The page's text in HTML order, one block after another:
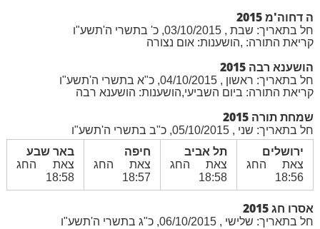
ה דחוה'מ 2015
חל בתאריך: שבת , 03/10/2015, כ' בתשרי ה'תשע"ו
קריאת התורה: ,הושענות: אום נצורה
הושענא רבה 2015
חל בתאריך: ראשון , 04/10/2015, כ"א בתשרי ה'תשע"ו
קריאת התורה: ביום השביעי,הושענות: הושענא רבה
שמחת תורה 2015
חל בתאריך: שני , 05/10/2015, כ"ב בתשרי ה'תשע"ו
ירושלים
צאת החג
18:56
תל אביב
צאת החג
18:58
חיפה
צאת החג
18:57
באר שבע
צאת החג
18:58
אסרו חג 2015
חל בתאריך: שלישי , 06/10/2015, כ"ג בתשרי ה'תשע"ו